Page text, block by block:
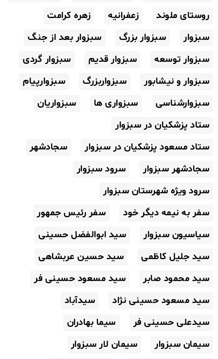
روستای ملوند زعفرانیه
زهره کرامت
سبزوار
سبزوار بزرگ
سبزوار بعد از جنگ
سبزوار توسعه
سبزوار قدیم
سبزوار گردی
سبزوار و نیشابور
سبزواربزرگ
سبزوارپیام
سبزوارشناسی
سبزواری ها
سبزواریان
ستاد پزشکیان در سبزوار
ستاد مسعود پزشکیان در سبزوار
سجادشهر
سجادشهر سبزوار
سرود سبزوار
سرود ویژه شهرستان سبزوار
سفر به نیمه دیگر خود
سفر رئیس جمهور
سیاسیون سبزوار
سید ابوالفضل حسینی
سید جلیل کاظمی
سید حسین عربشاهی
سید محمود صابر
سید مسعود حسینی فر
سید مسعود حسینی نژاد
سیدآباد
سیدعلی حسینی فر
سیما بهادران
سیمان سبزوار
سیمان لار سبزوار